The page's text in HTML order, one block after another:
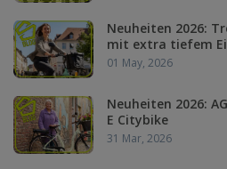
Neuheiten 2026:
mit extra tiefem
01 May, 2026
Neuheiten 2026:
E Citybike
31 Mar, 2026